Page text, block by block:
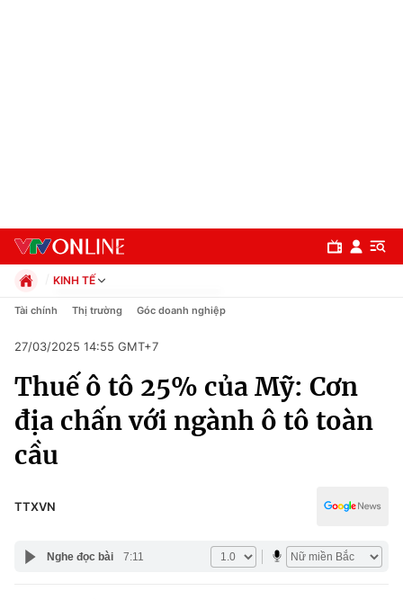
Chuyên mục
Chính trị
Xã hội
Pháp luật
Y tế
KINH TẾ
Chính trị
Pháp luật
Kinh tế
Thể thao
Truyền hình
Tài chính Thị trường Góc doanh nghiệp
27/03/2025 14:55 GMT+7
Thuế ô tô 25% của Mỹ: Cơn
địa chấn với ngành ô tô toàn
cầu
TTXVN
Nghe đọc bài 7:11